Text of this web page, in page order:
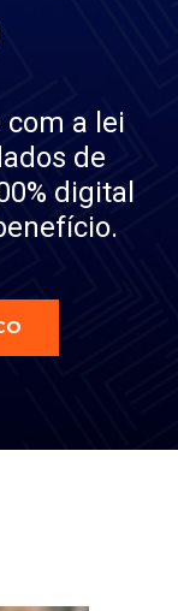
a lei
de
digital